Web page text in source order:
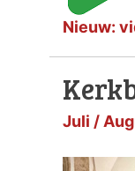
Nieuw:
Juli /